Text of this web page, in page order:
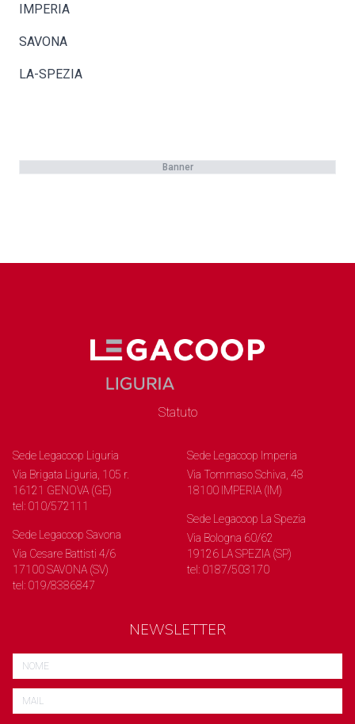
IMPERIA
SAVONA
LA-SPEZIA
Banner
Statuto
Sede Legacoop Liguria
Via Brigata Liguria, 105 r.
16121 GENOVA (GE)
tel: 010/572111
Sede Legacoop Savona
Via Cesare Battisti 4/6
17100 SAVONA (SV)
tel: 019/8386847
Sede Legacoop Imperia
Via Tommaso Schiva, 48
18100 IMPERIA (IM)
Sede Legacoop La Spezia
Via Bologna 60/62
19126 LA SPEZIA (SP)
tel: 0187/503170
NEWSLETTER